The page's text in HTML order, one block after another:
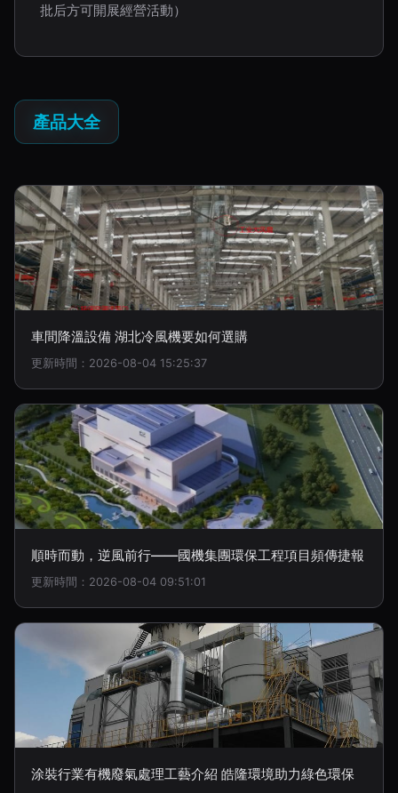
批后方可開展經營活動）
產品大全
車間降溫設備 湖北冷風機要如何選購
更新時間：2026-08-04 15:25:37
順時而動，逆風前行——國機集團環保工程項目頻傳捷報
更新時間：2026-08-04 09:51:01
涂裝行業有機廢氣處理工藝介紹 皓隆環境助力綠色環保